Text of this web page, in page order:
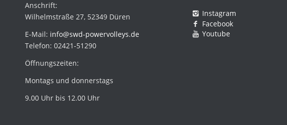
Anschrift:
Wilhelmstraße 27, 52349 Düren
E-Mail: info@swd-powervolleys.de
Telefon: 02421-51290
Öffnungszeiten:
Montags und donnerstags
9.00 Uhr bis 12.00 Uhr
Instagram
Facebook
Youtube